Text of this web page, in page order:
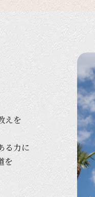
えを
る力に
を